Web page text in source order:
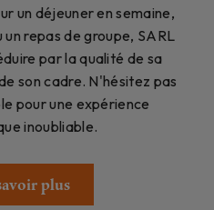
un déjeuner en semaine,
un repas de groupe, SARL
par la qualité de sa
son cadre. N'hésitez pas
pour une expérience
inoubliable.
plus